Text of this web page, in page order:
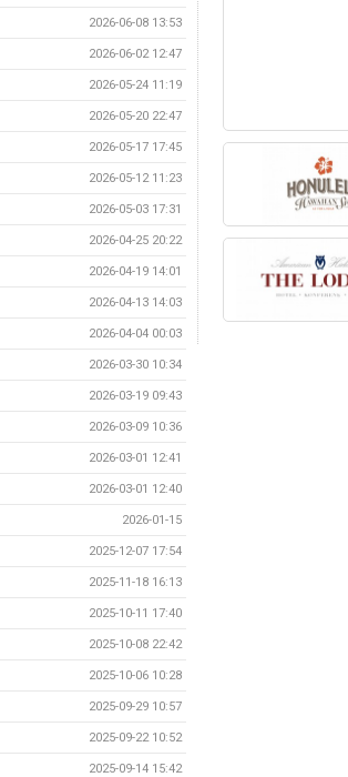
2026-06-08 13:53
2026-06-02 12:47
2026-05-24 11:19
2026-05-20 22:47
2026-05-17 17:45
2026-05-12 11:23
2026-05-03 17:31
2026-04-25 20:22
2026-04-19 14:01
2026-04-13 14:03
2026-04-04 00:03
2026-03-30 10:34
2026-03-19 09:43
2026-03-09 10:36
2026-03-01 12:41
2026-03-01 12:40
2026-01-15
2025-12-07 17:54
2025-11-18 16:13
2025-10-11 17:40
2025-10-08 22:42
2025-10-06 10:28
2025-09-29 10:57
2025-09-22 10:52
2025-09-14 15:42